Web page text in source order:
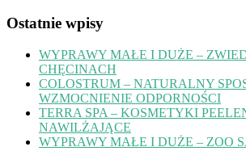
Ostatnie wpisy
WYPRAWY MAŁE I DUŻE –
CHĘCINACH
COLOSTRUM – NATURALNY
WZMOCNIENIE ODPORNOŚCI
TERRA SPA – KOSMETYKI
NAWILŻAJĄCE
WYPRAWY MAŁE I DUŻE – ZOO